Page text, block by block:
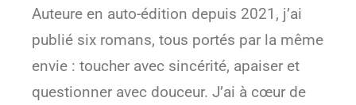
Auteure en auto-édition depuis 2021, j’ai
publié six romans, tous portés par la même
envie : toucher avec sincérité, apaiser et
questionner avec douceur. J’ai à cœur de